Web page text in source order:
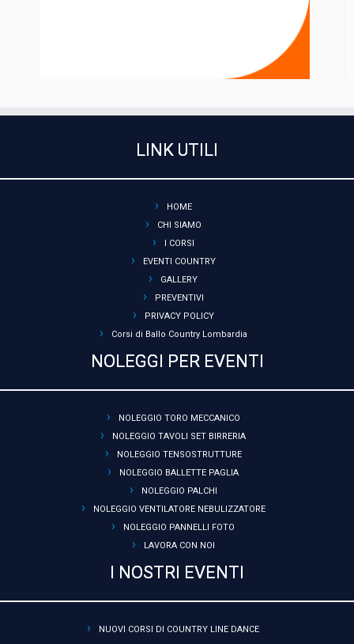
LINK UTILI
HOME
CHI SIAMO
I CORSI
EVENTI COUNTRY
GALLERY
PREVENTIVI
PRIVACY POLICY
Corsi di Ballo Country Lombardia
NOLEGGI PER EVENTI
NOLEGGIO TORO MECCANICO
NOLEGGIO TAVOLI SET BIRRERIA
NOLEGGIO TENSOSTRUTTURE
NOLEGGIO BALLETTE PAGLIA
NOLEGGIO PALCHI
NOLEGGIO VENTILATORE NEBULIZZATORE
NOLEGGIO PANNELLI FOTO
LAVORA CON NOI
I NOSTRI EVENTI
NUOVI CORSI DI COUNTRY LINE DANCE